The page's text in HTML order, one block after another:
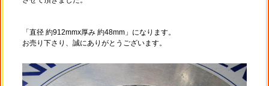
「直径 約912mmx厚み 約48mm」になります。
お売り下さり、誠にありがとうございます。